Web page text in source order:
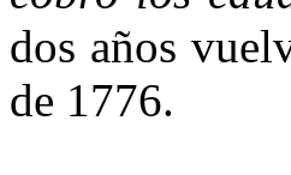
dos años
de 1776.